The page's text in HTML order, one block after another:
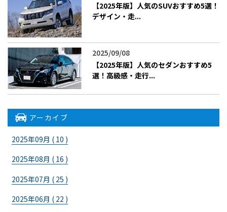
【2025年版】人気のSUVおすすめ5選！
デザイン・走...
2025/09/08
【2025年版】人気のセダンおすすめ5
選！高級感・走行...
アーカイブ
2025年09月 ( 10 )
2025年08月 ( 16 )
2025年07月 ( 25 )
2025年06月 ( 22 )